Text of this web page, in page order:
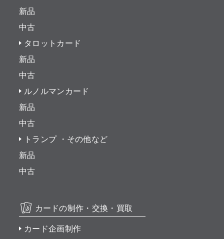
新品
中古
タロットカード
新品
中古
ルノルマンカード
新品
中古
トランプ ・その他など
新品
中古
カードの制作・交換・買取
カード企画制作